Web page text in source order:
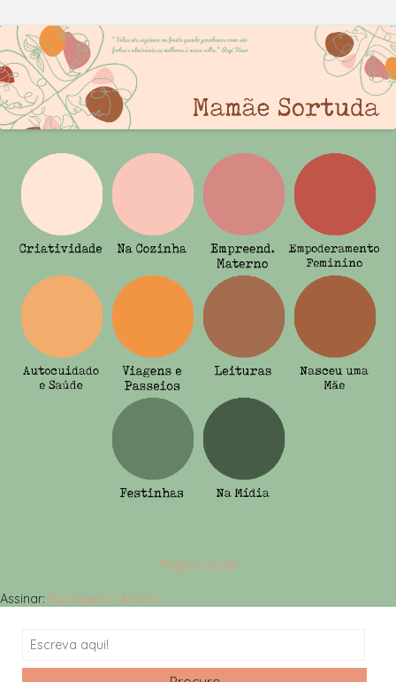
Página inicial
Assinar: Postagens (Atom)
Search